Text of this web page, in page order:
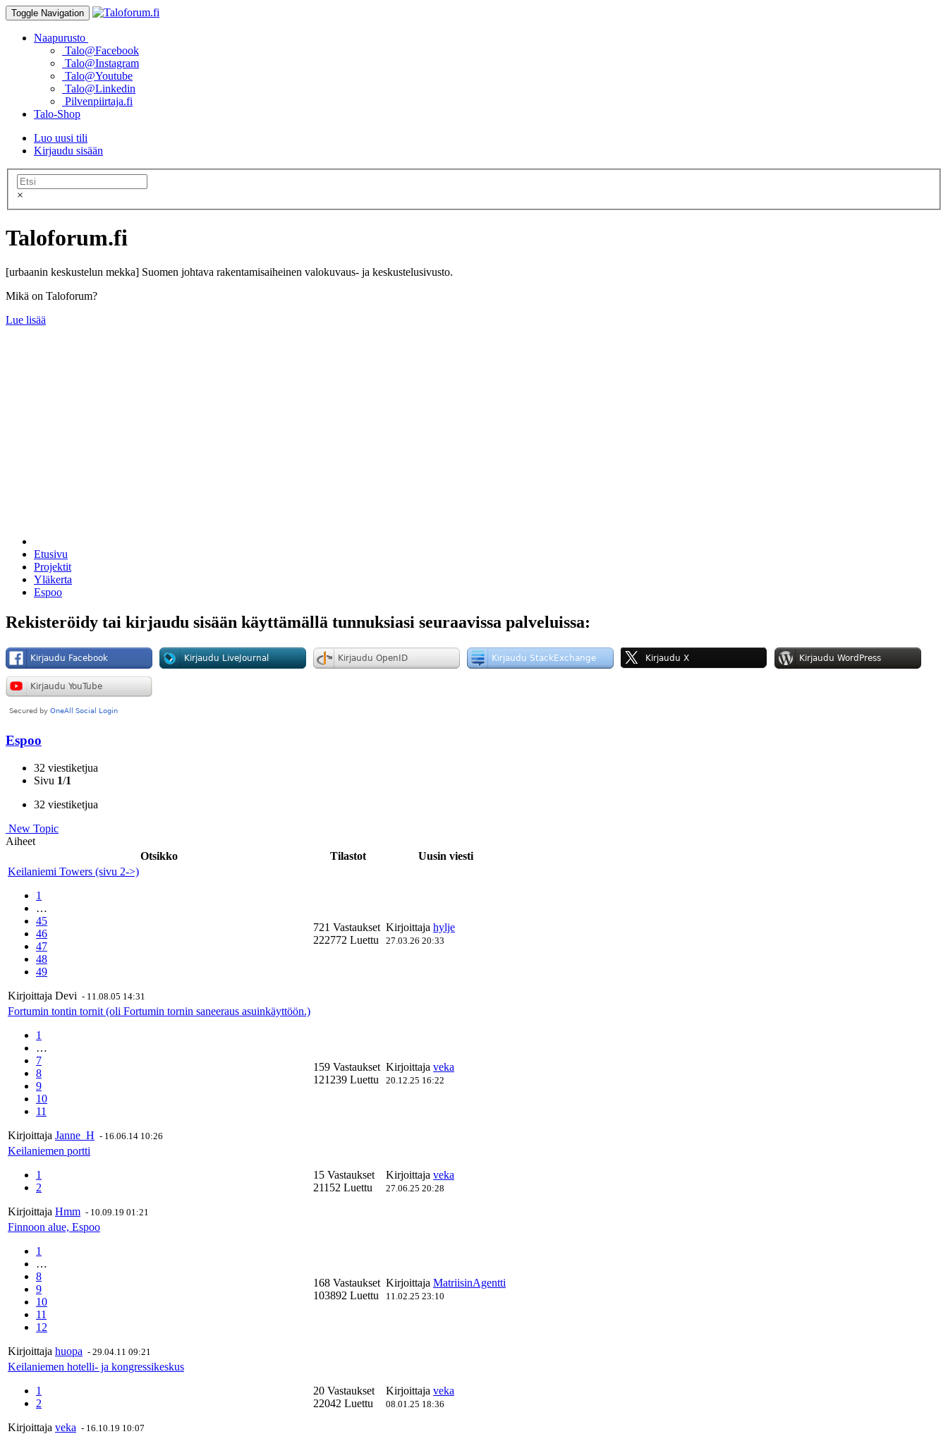
Toggle Navigation
Naapurusto
Talo@Facebook
Talo@Instagram
Talo@Youtube
Talo@Linkedin
Pilvenpiirtaja.fi
Talo-Shop
Luo uusi tili
Kirjaudu sisään
×
Taloforum.fi
[urbaanin keskustelun mekka] Suomen johtava rakentamisaiheinen valokuvaus- ja keskustelusivusto.
Mikä on Taloforum?
Lue lisää
Etusivu
Projektit
Yläkerta
Espoo
Rekisteröidy tai kirjaudu sisään käyttämällä tunnuksiasi seuraavissa palveluissa:
Espoo
32 viestiketjua
Sivu 1/1
32 viestiketjua
New Topic
Aiheet
Otsikko
Tilastot
Uusin viesti
Keilaniemi Towers (sivu 2->)
1
…
45
46
47
48
49
Kirjoittaja Devi - 11.08.05 14:31
721 Vastaukset
222772 Luettu
Kirjoittaja hylje
27.03.26 20:33
Fortumin tontin tornit (oli Fortumin tornin saneeraus asuinkäyttöön.)
1
…
7
8
9
10
11
Kirjoittaja Janne_H - 16.06.14 10:26
159 Vastaukset
121239 Luettu
Kirjoittaja veka
20.12.25 16:22
Keilaniemen portti
1
2
Kirjoittaja Hmm - 10.09.19 01:21
15 Vastaukset
21152 Luettu
Kirjoittaja veka
27.06.25 20:28
Finnoon alue, Espoo
1
…
8
9
10
11
12
Kirjoittaja huopa - 29.04.11 09:21
168 Vastaukset
103892 Luettu
Kirjoittaja MatriisinAgentti
11.02.25 23:10
Keilaniemen hotelli- ja kongressikeskus
1
2
Kirjoittaja veka - 16.10.19 10:07
20 Vastaukset
22042 Luettu
Kirjoittaja veka
08.01.25 18:36